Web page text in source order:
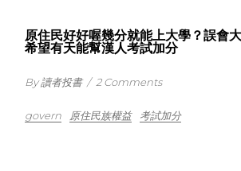
原住民好好喔幾分就能上大學？誤會
希望有天能幫漢人考試加分
By 讀者投書 / 2 Comments
govern 原住民族權益 考試加分